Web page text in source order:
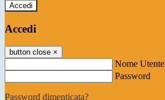
Accedi
Accedi
button close ×
Nome Utente
Password
Password dimenticata?